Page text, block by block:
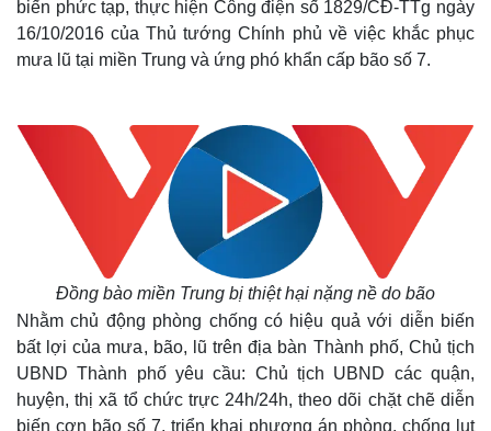
biến phức tạp, thực hiện Công điện số 1829/CĐ-TTg ngày
16/10/2016 của Thủ tướng Chính phủ về việc khắc phục
mưa lũ tại miền Trung và ứng phó khẩn cấp bão số 7.
Đồng bào miền Trung bị thiệt hại nặng nề do bão
Nhằm chủ động phòng chống có hiệu quả với diễn biến
bất lợi của mưa, bão, lũ trên địa bàn Thành phố, Chủ tịch
UBND Thành phố yêu cầu: Chủ tịch UBND các quận,
huyện, thị xã tổ chức trực 24h/24h, theo dõi chặt chẽ diễn
biến cơn bão số 7, triển khai phương án phòng, chống lụt